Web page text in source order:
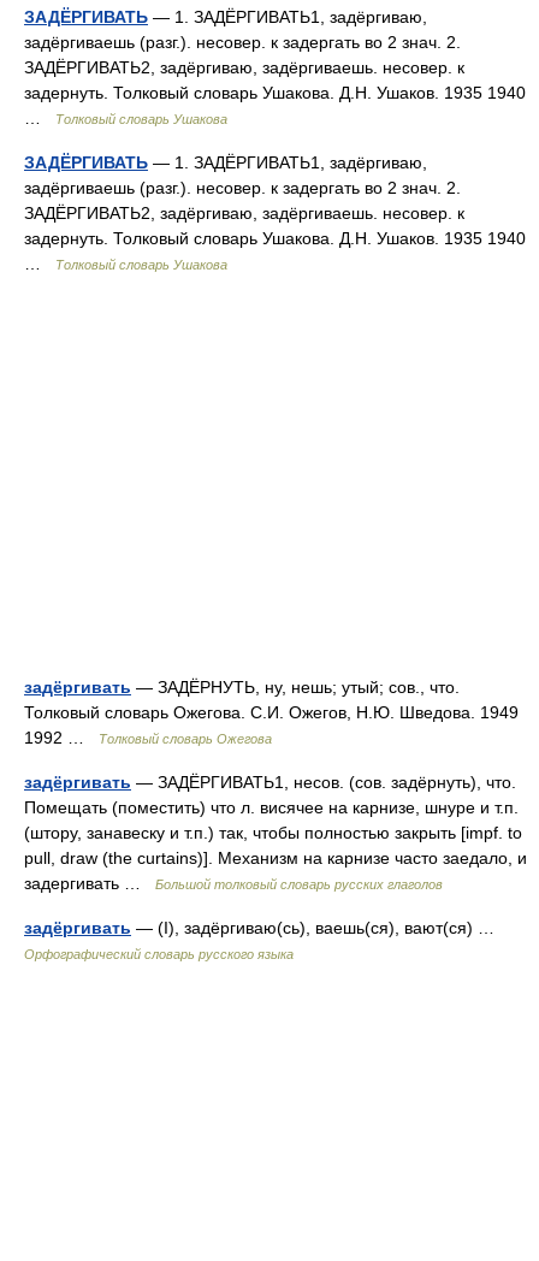
ЗАДЁРГИВАТЬ — 1. ЗАДЁРГИВАТЬ1, задёргиваю,
задёргиваешь (разг.). несовер. к задергать во 2 знач. 2.
ЗАДЁРГИВАТЬ2, задёргиваю, задёргиваешь. несовер. к
задернуть. Толковый словарь Ушакова. Д.Н. Ушаков. 1935 1940
Толковый словарь Ушакова
ЗАДЁРГИВАТЬ — 1. ЗАДЁРГИВАТЬ1, задёргиваю,
задёргиваешь (разг.). несовер. к задергать во 2 знач. 2.
ЗАДЁРГИВАТЬ2, задёргиваю, задёргиваешь. несовер. к
задернуть. Толковый словарь Ушакова. Д.Н. Ушаков. 1935 1940
Толковый словарь Ушакова
задёргивать — ЗАДЁРНУТЬ, ну, нешь; утый; сов., что.
Толковый словарь Ожегова. С.И. Ожегов, Н.Ю. Шведова. 1949
1992 …
Толковый словарь Ожегова
задёргивать — ЗАДЁРГИВАТЬ1, несов. (сов. задёрнуть), что.
Помещать (поместить) что л. висячее на карнизе, шнуре и т.п.
(штору, занавеску и т.п.) так, чтобы полностью закрыть [impf. to
pull, draw (the curtains)]. Механизм на карнизе часто заедало, и
задергивать …
Большой толковый словарь русских глаголов
задёргивать — (I), задёргиваю(сь), ваешь(ся), вают(ся) …
Орфографический словарь русского языка